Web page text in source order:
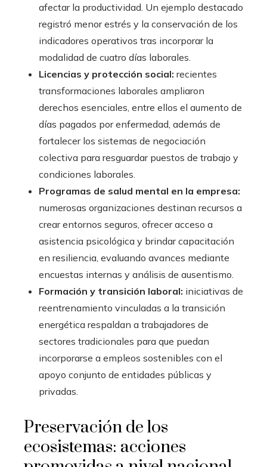
afectar la productividad. Un ejemplo destacado
registró menor estrés y la conservación de los
indicadores operativos tras incorporar la
modalidad de cuatro días laborales.
Licencias y protección social: recientes
transformaciones laborales ampliaron
derechos esenciales, entre ellos el aumento de
días pagados por enfermedad, además de
fortalecer los sistemas de negociación
colectiva para resguardar puestos de trabajo y
condiciones laborales.
Programas de salud mental en la empresa:
numerosas organizaciones destinan recursos a
crear entornos seguros, ofrecer acceso a
asistencia psicológica y brindar capacitación
en resiliencia, evaluando avances mediante
encuestas internas y análisis de ausentismo.
Formación y transición laboral: iniciativas de
reentrenamiento vinculadas a la transición
energética respaldan a trabajadores de
sectores tradicionales para que puedan
incorporarse a empleos sostenibles con el
apoyo conjunto de entidades públicas y
privadas.
Preservación de los
ecosistemas: acciones